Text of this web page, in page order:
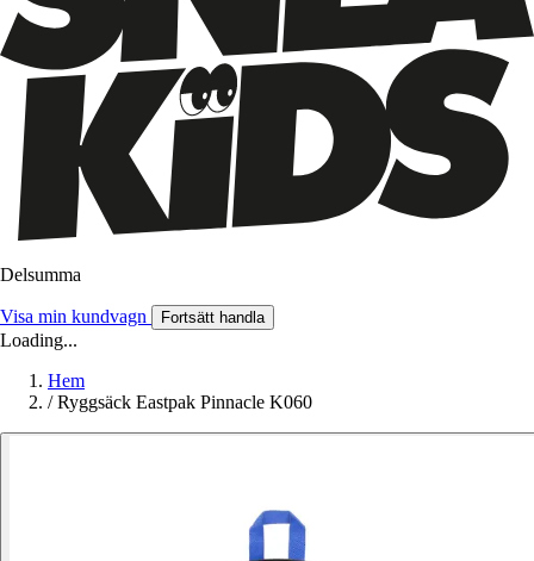
Delsumma
Visa min kundvagn Fortsätt handla
Loading...
Hem
/ Ryggsäck Eastpak Pinnacle K060